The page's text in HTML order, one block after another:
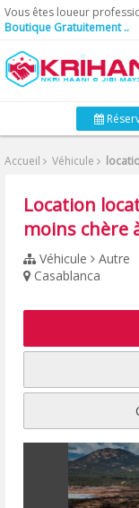
Vous êtes loueur
Boutique Gratuitement ..
Accueil Véhicule
Location
moins chère
Véhicule Autre
Casablanca